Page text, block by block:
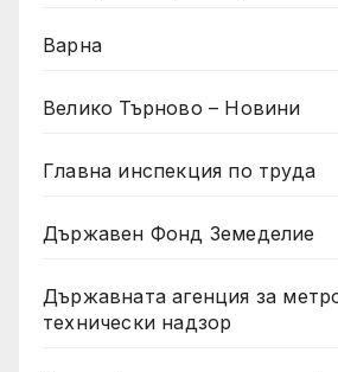
Варна
Велико Търново – Новини
Главна инспекция по труда
Държавен Фонд Земеделие
Държавната агенция за
технически надзор